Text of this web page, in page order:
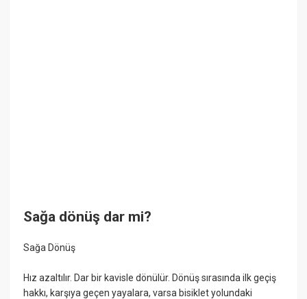
Sağa dönüş dar mi?
Sağa Dönüş
Hız azaltılır. Dar bir kavisle dönülür. Dönüş sırasında ilk geçiş
hakkı, karşıya geçen yayalara, varsa bisiklet yolundaki